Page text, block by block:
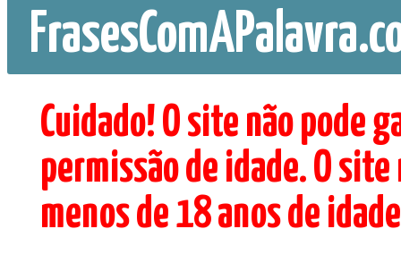
Cuidado! O site não pode
permissão de idade. O
menos de 18 anos de